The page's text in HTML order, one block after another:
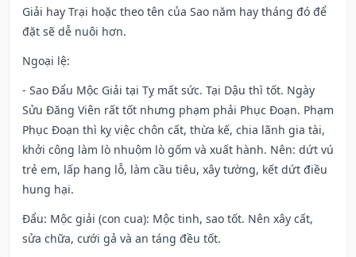
Giải hay Trại hoặc theo tên của Sao năm hay tháng đó để
đặt sẽ dễ nuôi hơn.
Ngoại lệ:
- Sao Đẩu Mộc Giải tại Tỵ mất sức. Tại Dậu thì tốt. Ngày
Sửu Đăng Viên rất tốt nhưng phạm phải Phục Đoạn. Phạm
Phục Đoạn thì kỵ việc chôn cất, thừa kế, chia lãnh gia tài,
khởi công làm lò nhuộm lò gốm và xuất hành. Nên: dứt vú
trẻ em, lấp hang lỗ, làm cầu tiêu, xây tường, kết dứt điều
hung hại.
Đẩu: Mộc giải (con cua): Mộc tinh, sao tốt. Nên xây cất,
sửa chữa, cưới gả và an táng đều tốt.